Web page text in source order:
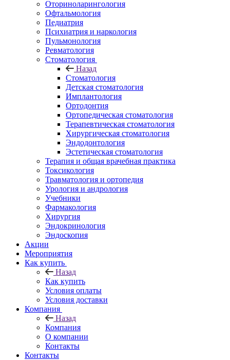
Оториноларингология
Офтальмология
Педиатрия
Психиатрия и наркология
Пульмонология
Ревматология
Стоматология
Назад
Стоматология
Детская стоматология
Имплантология
Ортодонтия
Ортопедическая стоматология
Терапевтическая стоматология
Хирургическая стоматология
Эндодонтология
Эстетическая стоматология
Терапия и общая врачебная практика
Токсикология
Травматология и ортопедия
Урология и андрология
Учебники
Фармакология
Хирургия
Эндокринология
Эндоскопия
Акции
Мероприятия
Как купить
Назад
Как купить
Условия оплаты
Условия доставки
Компания
Назад
Компания
О компании
Контакты
Контакты